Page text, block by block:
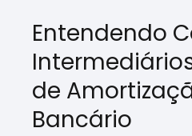
Entendendo
de
Bancário